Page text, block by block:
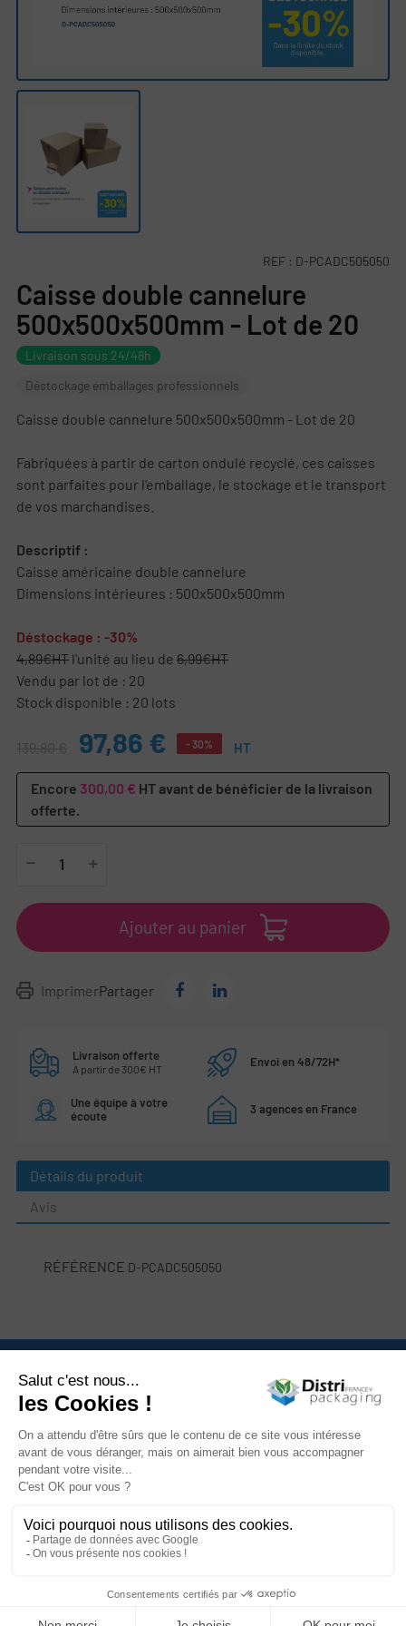
REF : D-PCADC505050
Caisse double cannelure
500x500x500mm - Lot de 20
Livraison sous 24/48h
Déstockage emballages professionnels
Caisse double cannelure 500x500x500mm - Lot de 20
Fabriquées à partir de carton ondulé recyclé, ces caisses
sont parfaites pour l'emballage, le stockage et le transport
de vos marchandises.
Descriptif :
Caisse américaine double cannelure
Dimensions intérieures : 500x500x500mm
Déstockage : -30%
4,89€HT l'unité au lieu de 6,99€HT
Vendu par lot de : 20
Stock disponible : 20 lots
139,80 € 97,86 € - 30% HT
Encore 300,00 € HT avant de bénéficier de la livraison
offerte.
Ajouter au panier
ImprimerPartager
Livraison offerte
À partir de 300€ HT Envoi en 48/72H*
Une équipe à votre
écoute
3 agences en France
Détails du produit
Avis
RÉFÉRENCE D-PCADC505050
Catégories 
Mon compte
Informations
Newsletter